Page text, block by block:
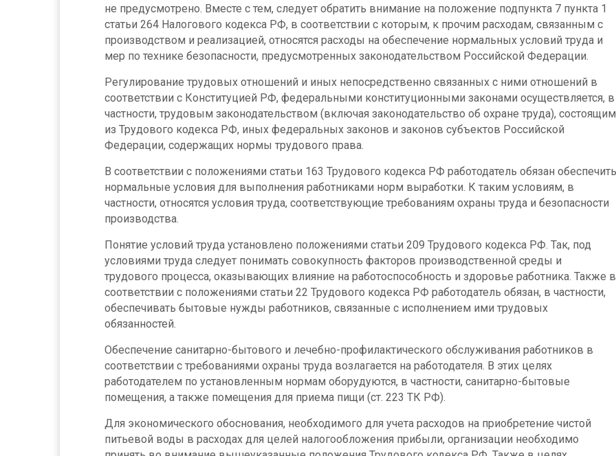
не предусмотрено. Вместе с тем, следует обратить внимание на положение подпункта 7 пункта 1
статьи 264 Налогового кодекса РФ, в соответствии с которым, к прочим расходам, связанным с
производством и реализацией, относятся расходы на обеспечение нормальных условий труда и
мер по технике безопасности, предусмотренных законодательством Российской Федерации.
Регулирование трудовых отношений и иных непосредственно связанных с ними отношений в
соответствии с Конституцией РФ, федеральными конституционными законами осуществляется, в
частности, трудовым законодательством (включая законодательство об охране труда), состоящим
из Трудового кодекса РФ, иных федеральных законов и законов субъектов Российской
Федерации, содержащих нормы трудового права.
В соответствии с положениями статьи 163 Трудового кодекса РФ работодатель обязан обеспечить
нормальные условия для выполнения работниками норм выработки. К таким условиям, в
частности, относятся условия труда, соответствующие требованиям охраны труда и безопасности
производства.
Понятие условий труда установлено положениями статьи 209 Трудового кодекса РФ. Так, под
условиями труда следует понимать совокупность факторов производственной среды и
трудового процесса, оказывающих влияние на работоспособность и здоровье работника. Также в
соответствии с положениями статьи 22 Трудового кодекса РФ работодатель обязан, в частности,
обеспечивать бытовые нужды работников, связанные с исполнением ими трудовых
обязанностей.
Обеспечение санитарно-бытового и лечебно-профилактического обслуживания работников в
соответствии с требованиями охраны труда возлагается на работодателя. В этих целях
работодателем по установленным нормам оборудуются, в частности, санитарно-бытовые
помещения, а также помещения для приема пищи (ст. 223 ТК РФ).
Для экономического обоснования, необходимого для учета расходов на приобретение чистой
питьевой воды в расходах для целей налогообложения прибыли, организации необходимо